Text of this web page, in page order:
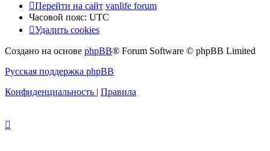
Перейти на сайт vanlife forum
Часовой пояс: UTC
Удалить cookies
Создано на основе phpBB® Forum Software © phpBB Limited
Русская поддержка phpBB
Конфиденциальность | Правила